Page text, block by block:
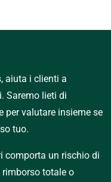
aiuta i clienti a
Saremo lieti di
per valutare insieme se
tuo.
comporta un rischio di
rimborso totale o